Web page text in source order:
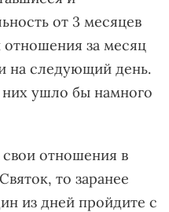
от 3 месяцев
за месяц
на следующий день.
них ушло бы намного
отношения в
то заранее
из дней пройдите с